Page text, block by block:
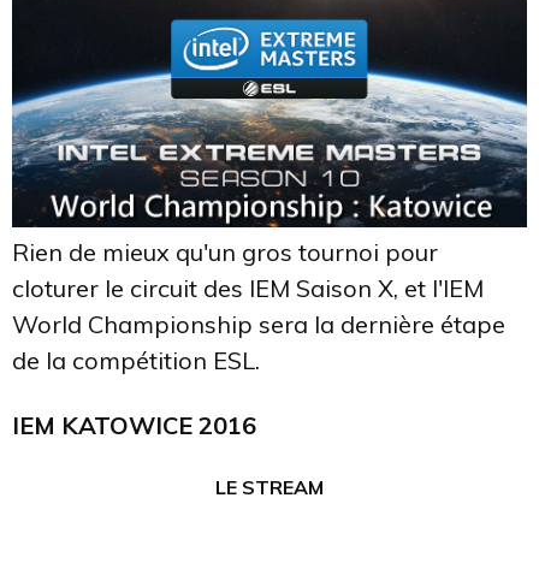
Rien de mieux qu'un gros tournoi pour
cloturer le circuit des IEM Saison X, et l'IEM
World Championship sera la dernière étape
de la compétition ESL.
IEM KATOWICE 2016
LE STREAM